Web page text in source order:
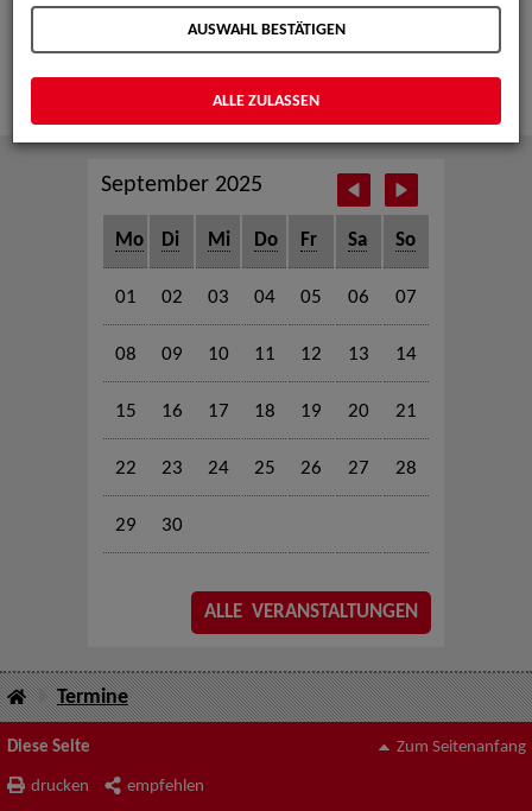
TeleVisionale – Film- und Serienfestival in Weimar
und Eventpartnerin des Crew Call Weimar.
Mehr
September 2025
Mo Di Mi Do Fr Sa So
01 02 03 04 05 06 07
08 09 10 11 12 13 14
15 16 17 18 19 20 21
22 23 24 25 26 27 28
29 30
ALLE VERANSTALTUNGEN
Termine
Diese Seite
drucken empfehlen
Zum Seitenanfang
AUSWAHL BESTÄTIGEN
ALLE ZULASSEN